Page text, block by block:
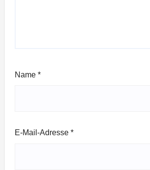
Name *
E-Mail-Adresse *